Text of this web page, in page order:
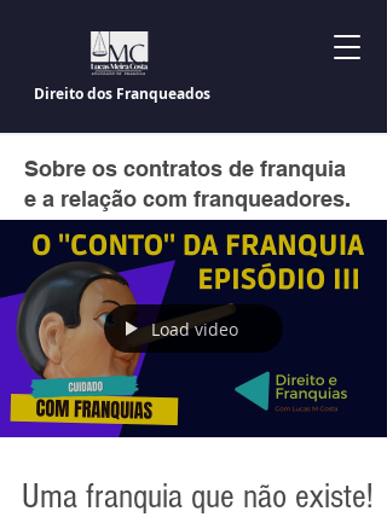
Direito dos Franqueados
Sobre os contratos de franquia
e a relação com franqueadores.
Load video
Uma franquia que não existe!